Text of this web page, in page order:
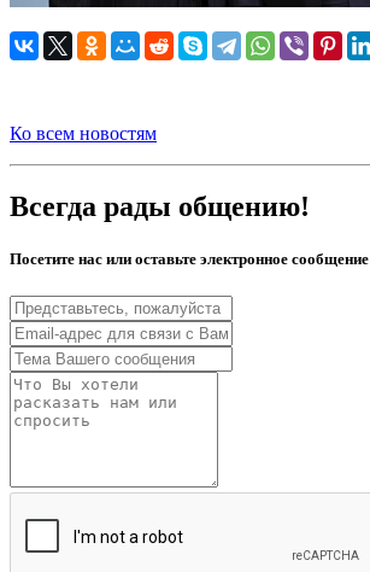
Ко всем новостям
Всегда рады общению!
Посетите нас или оставьте электронное сообщение